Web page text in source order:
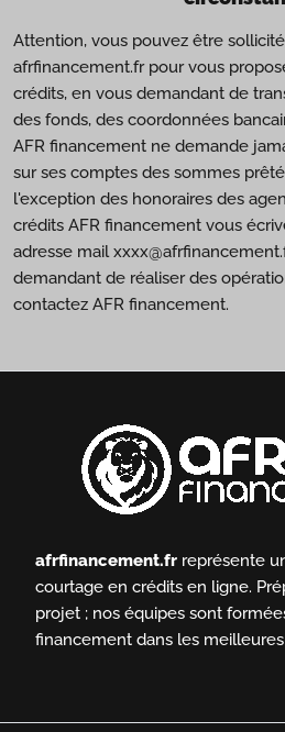
Attention, vous pouvez être
afrfinancement.fr pour vous
crédits, en vous demandant de
des fonds, des coordonnées
AFR financement ne demande
sur ses comptes des sommes
l'exception des honoraires des
crédits AFR financement vous
adresse mail
demandant de réaliser des
contactez AFR financement.
afrfinancement.fr représente
courtage en crédits en ligne.
projet ; nos équipes sont
financement dans les